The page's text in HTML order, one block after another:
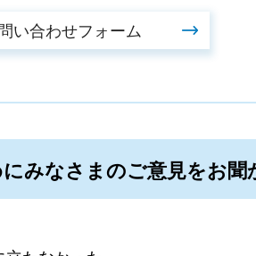
みなさまのご意見をお聞